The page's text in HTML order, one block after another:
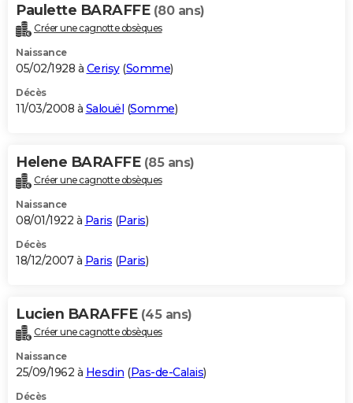
Paulette BARAFFE (80 ans)
Créer une cagnotte obsèques
Naissance
05/02/1928 à Cerisy(Somme)
Décès
11/03/2008 à Salouël (Somme)
Helene BARAFFE (85 ans)
Créer une cagnotte obsèques
Naissance
08/01/1922 à Paris (Paris)
Décès
18/12/2007 à Paris (Paris)
Lucien BARAFFE (45 ans)
Créer une cagnotte obsèques
Naissance
25/09/1962 à Hesdin (Pas-de-Calais)
Décès